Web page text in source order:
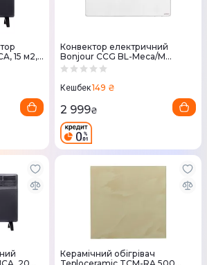
15 м2,
Конвектор електричний
Bonjour CCG BL-Meca/M
(2500W)
Кешбек149 ₴
2 999₴
Керамічний обігрівач